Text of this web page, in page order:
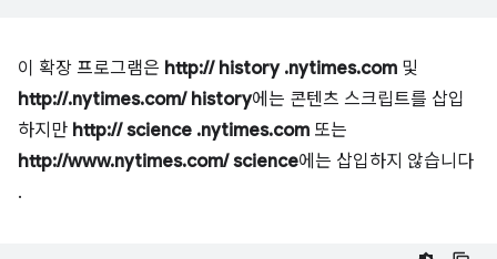
이 확장 프로그램은 http:// history .nytimes.com 및
http://.nytimes.com/ history에는 콘텐츠 스크립트를 삽입
하지만 http:// science .nytimes.com 또는
http://www.nytimes.com/ science에는 삽입하지 않습니다
.